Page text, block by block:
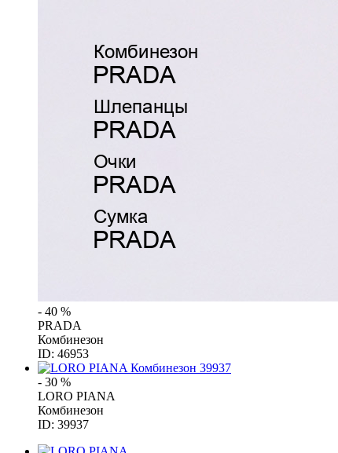
- 40 %
PRADA
Комбинезон
ID: 46953
- 30 %
LORO PIANA
Комбинезон
ID: 39937